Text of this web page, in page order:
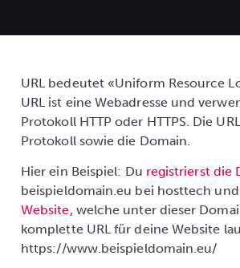
URL bedeutet «Uniform Resource
URL ist eine Webadresse und
Protokoll HTTP oder HTTPS. Die
Protokoll sowie die Domain.
Hier ein Beispiel: Du registrierst die
beispieldomain.eu bei hosttech und
Website, welche unter dieser
komplette URL für deine Website
https://www.beispieldomain.eu/